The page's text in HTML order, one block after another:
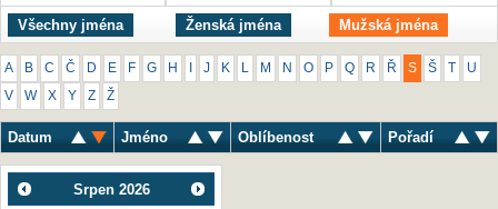
Všechny jména Ženská jména Mužská jména
A B C Č D E F G H J K M N O P Q R Ř S Š U
V W X Y Z Ž
Datum Jméno Oblíbenost Pořadí
Srpen 2026